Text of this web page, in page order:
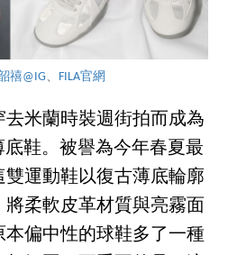
禧@IG、 FILA官網
米蘭時裝週街拍而成為
底鞋。被譽為今年春夏最
運動鞋以復古薄底輪廓
柔軟皮革材質與亮霧面
偏中性的球鞋多了一種